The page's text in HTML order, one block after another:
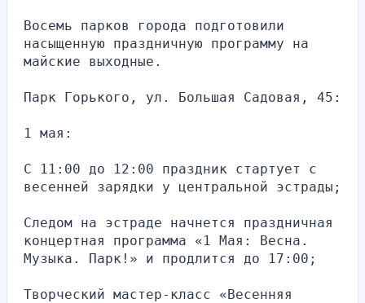
Восемь парков города подготовили
насыщенную праздничную программу на
майские выходные.
Парк Горького, ул. Большая Садовая, 45:
1 мая:
С 11:00 до 12:00 праздник стартует с
весенней зарядки у центральной эстрады;
Следом на эстраде начнется праздничная
концертная программа «1 Мая: Весна.
Музыка. Парк!» и продлится до 17:00;
Творческий мастер-класс «Весенняя